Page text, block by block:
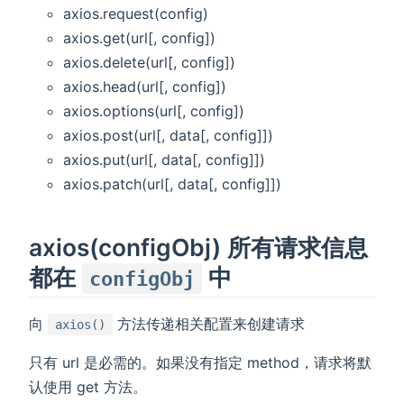
axios.request(config)
axios.get(url[, config])
axios.delete(url[, config])
axios.head(url[, config])
axios.options(url[, config])
axios.post(url[, data[, config]])
axios.put(url[, data[, config]])
axios.patch(url[, data[, config]])
axios(configObj) 所有请求信息
都在
configObj 中
向 axios() 方法传递相关配置来创建请求
只有 url 是必需的。如果没有指定 method，请求将默
认使用 get 方法。